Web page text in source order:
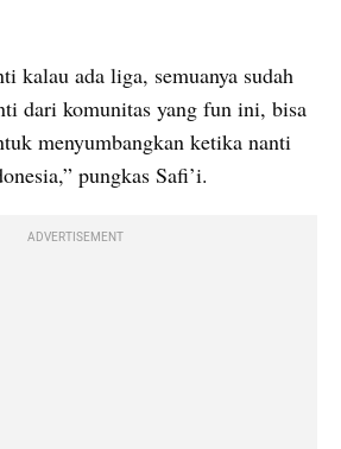
kalau ada liga, semuanya sudah
dari komunitas yang fun ini, bisa
menyumbangkan ketika nanti
pungkas Safi’i.
ADVERTISEMENT